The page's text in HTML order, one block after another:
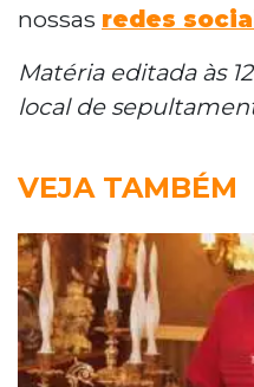
nossas redes
Matéria editada às
local de
VEJA TAMBÉM